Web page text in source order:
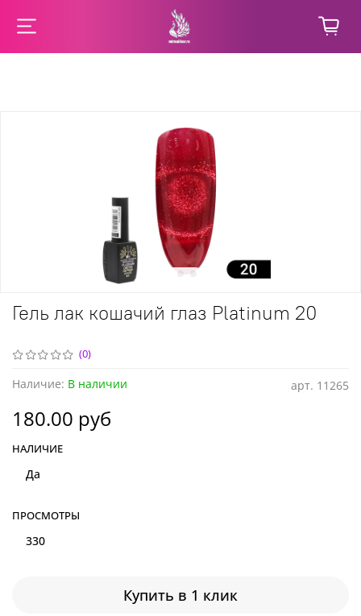
(0)
арт. 11265
Наличие: В наличии
Гель лак кошачий глаз Platinum 20
180.00 руб
Купить в 1 клик
НАЛИЧИЕ
Да
ПРОСМОТРЫ
330